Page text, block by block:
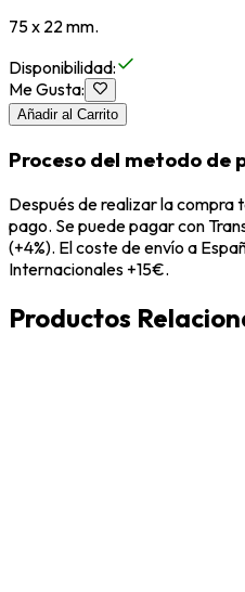
75 x 22 mm.
Disponibilidad:
Me Gusta:
Añadir al Carrito
Proceso del metodo de
Después de realizar la compra
pago. Se puede pagar con
(+4%). El coste de envío a
Internacionales +15€.
Productos